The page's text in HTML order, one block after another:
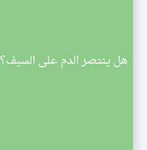
هل ينتصر الدم على السيف؟